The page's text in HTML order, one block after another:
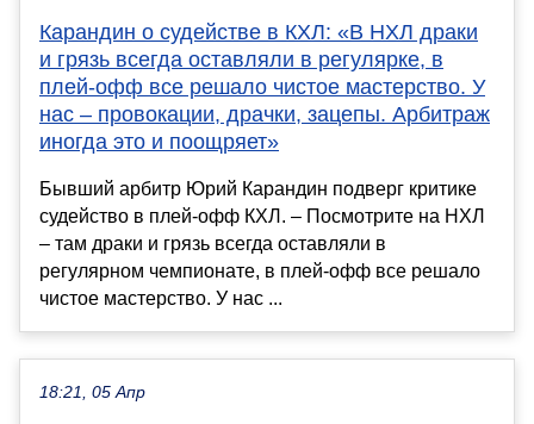
Карандин о судействе в КХЛ: «В НХЛ драки
и грязь всегда оставляли в регулярке, в
плей-офф все решало чистое мастерство. У
нас – провокации, драчки, зацепы. Арбитраж
иногда это и поощряет»
Бывший арбитр Юрий Карандин подверг критике
судейство в плей-офф КХЛ. – Посмотрите на НХЛ
– там драки и грязь всегда оставляли в
регулярном чемпионате, в плей-офф все решало
чистое мастерство. У нас ...
18:21, 05 Апр